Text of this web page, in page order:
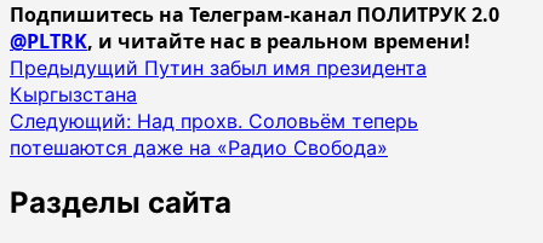
Подпишитесь на Телеграм-канал ПОЛИТРУК 2.0
@PLTRK, и читайте нас в реальном времени!
Навигация
записи
Предыдущий Путин забыл имя президента
Кыргызстана
Следующий: Над прохв. Соловьём теперь
потешаются даже на «Радио Свобода»
Разделы сайта